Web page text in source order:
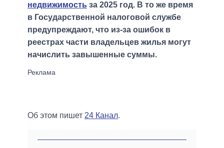
недвижимость за 2025 год. В то же время
в Государственной налоговой службе
предупреждают, что из-за ошибок в
реестрах части владельцев жилья могут
начислить завышенные суммы.
Об этом пишет 24 Канал.